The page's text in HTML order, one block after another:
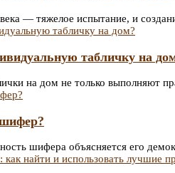
— тяжелое испытание, и
табличку на
на дом не только выполняют
шифера объясняется его